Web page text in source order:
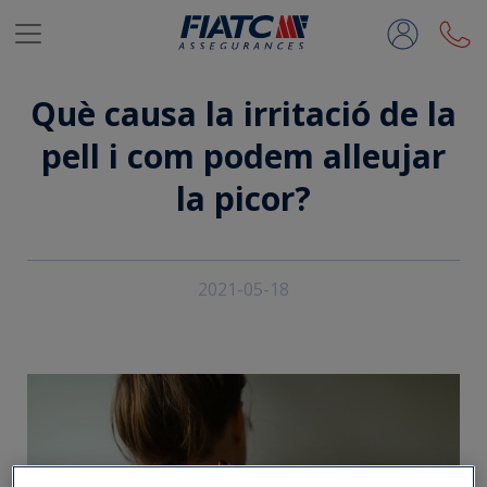
Salta al contingut principal
Què causa la irritació de la
pell i com podem alleujar
la picor?
2021-05-18